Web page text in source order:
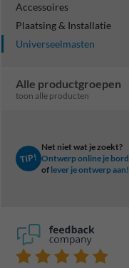
Accessoires
Plaatsing & Installatie
Universeelmasten
Alle productgroepen
toon alle producten
TIP!
Net niet wat je zoekt?
Ontwerp online je bord
of lever je ontwerp aan!